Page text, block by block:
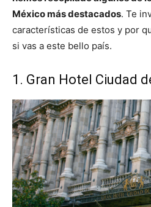
México más destacados. Te
características de estos y por
si vas a este bello país.
1. Gran Hotel Ciudad